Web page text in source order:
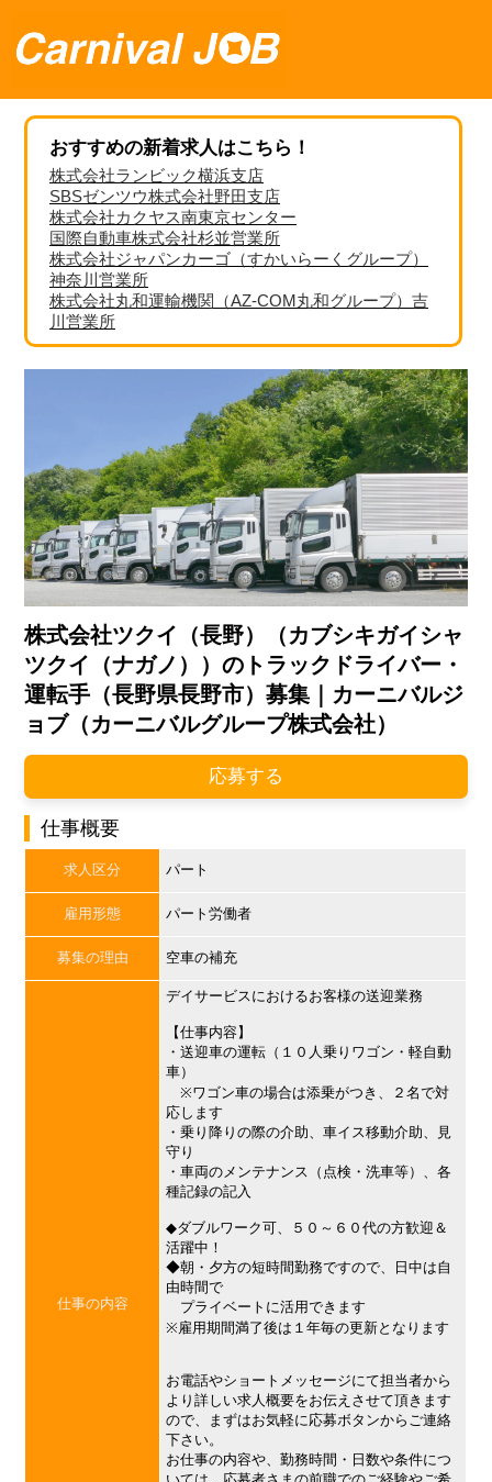
おすすめの新着求人はこちら！
株式会社ランビック横浜支店
SBSゼンツウ株式会社野田支店
株式会社カクヤス南東京センター
国際自動車株式会社杉並営業所
株式会社ジャパンカーゴ（すかいらーくグループ）
神奈川営業所
株式会社丸和運輸機関（AZ-COM丸和グループ）吉
川営業所
株式会社ツクイ（長野）（カブシキガイシャ
ツクイ（ナガノ））のトラックドライバー・
運転手（長野県長野市）募集｜カーニバルジ
ョブ（カーニバルグループ株式会社）
応募する
仕事概要
求人区分 パート
雇用形態 パート労働者
募集の理由 空車の補充
仕事の内容
デイサービスにおけるお客様の送迎業務
【仕事内容】
・送迎車の運転（１０人乗りワゴン・軽自動
車）
※ワゴン車の場合は添乗がつき、２名で対
応します
・乗り降りの際の介助、車イス移動介助、見
守り
・車両のメンテナンス（点検・洗車等）、各
種記録の記入
◆ダブルワーク可、５０～６０代の方歓迎＆
活躍中！
◆朝・夕方の短時間勤務ですので、日中は自
由時間で
プライベートに活用できます
※雇用期間満了後は１年毎の更新となります
お電話やショートメッセージにて担当者から
より詳しい求人概要をお伝えさせて頂きます
ので、まずはお気軽に応募ボタンからご連絡
下さい。
お仕事の内容や、勤務時間・日数や条件につ